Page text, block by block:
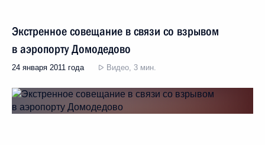
Экстренное совещание в связи со взрывом
в аэропорту Домодедово
24 января 2011 года Видео, 3 мин.